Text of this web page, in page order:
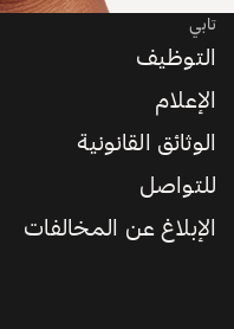
تابي
التوظيف
الإعلام
الوثائق القانونية
للتواصل
الإبلاغ عن المخالفات